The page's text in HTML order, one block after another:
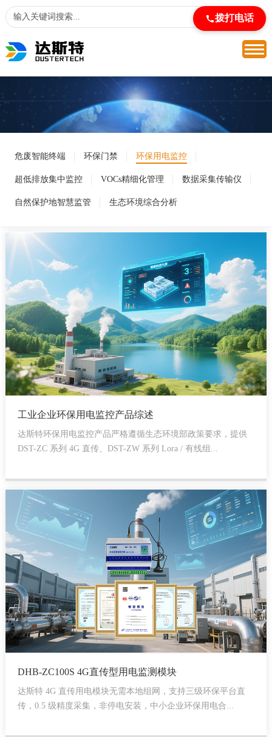
拨打电话
危废智能终端 环保门禁 环保用电监控
超低排放集中监控 VOCs精细化管理 数据采集传输仪
自然保护地智慧监管 生态环境综合分析
工业企业环保用电监控产品综述
达斯特环保用电监控产品严格遵循生态环境部政策要求，提供
DST-ZC 系列 4G 直传、DST-ZW 系列 Lora / 有线组...
DHB-ZC100S 4G直传型用电监测模块
达斯特 4G 直传用电模块无需本地组网，支持三级环保平台直
传，0.5 级精度采集，非停电安装，中小企业环保用电合...